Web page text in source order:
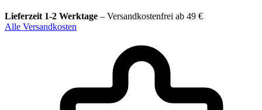
Lieferzeit 1-2 Werktage – Versandkostenfrei ab 49 €
Alle Versandkosten